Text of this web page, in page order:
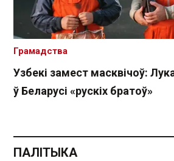
Узбекі замест масквічоў:
ў Беларусі «рускіх братоў»
Грамадства
ПАЛІТЫКА